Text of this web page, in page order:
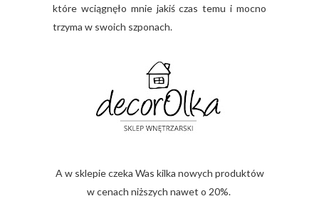
które wciągnęło mnie jakiś czas temu i mocno
trzyma w swoich szponach.
A w sklepie czeka Was kilka nowych produktów
w cenach niższych nawet o 20%.